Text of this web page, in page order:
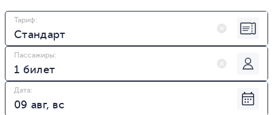
Тариф:
Пассажиры:
Дата: